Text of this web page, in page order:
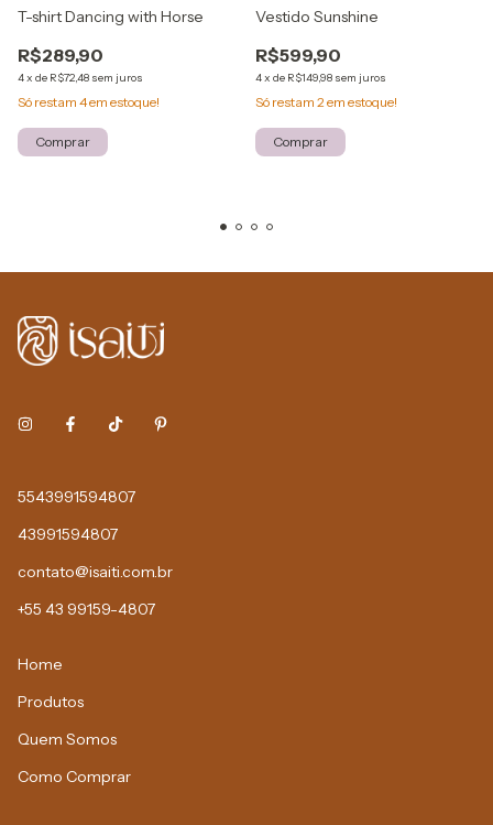
T-shirt Dancing with Horse
R$289,90
4x de R$72,48 sem juros
Só restam 4em estoque!
Comprar
Vestido Sunshine
R$599,90
4x de R$149,98 sem juros
Só restam 2em estoque!
Comprar
5543991594807
43991594807
contato@isaiti.com.br
+55 43 99159-4807
Home
Produtos
Quem Somos
Como Comprar